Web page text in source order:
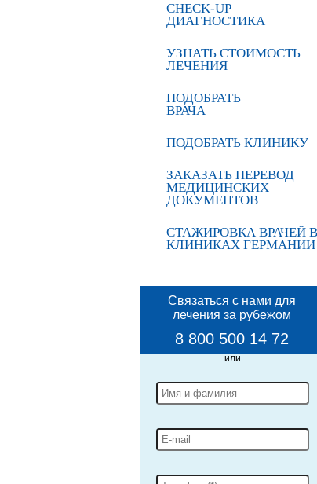
CHECK-UP
ДИАГНОСТИКА
УЗНАТЬ СТОИМОСТЬ
ЛЕЧЕНИЯ
ПОДОБРАТЬ
ВРАЧА
ПОДОБРАТЬ КЛИНИКУ
ЗАКАЗАТЬ ПЕРЕВОД
МЕДИЦИНСКИХ
ДОКУМЕНТОВ
СТАЖИРОВКА ВРАЧЕЙ В
КЛИНИКАХ ГЕРМАНИИ
Связаться с нами для
лечения за рубежом
8 800 500 14 72